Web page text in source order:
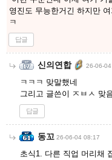
영진도 무능한거긴 하지만
ㅋ
답글
신의연합 26-06-
ㅋㅋㅋ 맞말했네
그리고 글쓴이 ㅈㅂㅅ 맞
답글
동꼬 26-06-04 08:17
초식1. 다른 직업 머리채